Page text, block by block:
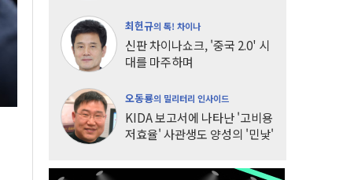
최헌규의 톡! 차이나
신판 차이나쇼크, '중국 2.0' 시
대를 마주하며
오동룡의 밀리터리 인사이드
KIDA 보고서에 나타난 '고비용
저효율' 사관생도 양성의 '민낯'